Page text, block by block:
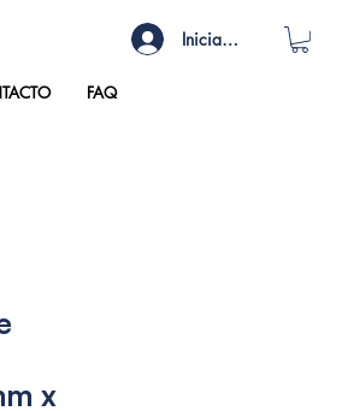
Iniciar sesión
FAQ
x